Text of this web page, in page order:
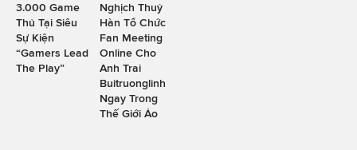
3.000 Game
Thủ Tại Siêu
Sự Kiện
“Gamers Lead
The Play”
Nghịch Thuỷ
Hàn Tổ Chức
Fan Meeting
Online Cho
Anh Trai
Buitruonglinh
Ngay Trong
Thế Giới Ảo